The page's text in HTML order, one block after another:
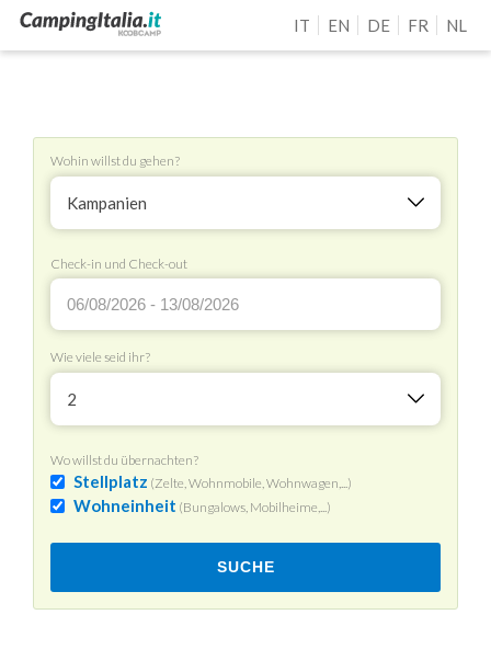
IT EN DE FR NL
Wohin willst du gehen?
Kampanien
Check-in und Check-out
Wie viele seid ihr?
2
Wo willst du übernachten?
Stellplatz (Zelte, Wohnmobile, Wohnwagen,...)
Wohneinheit (Bungalows, Mobilheime,...)
SUCHE